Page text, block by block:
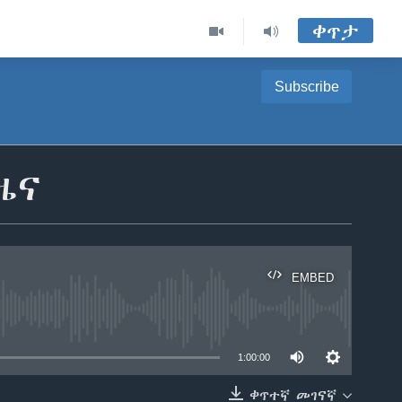
ቀጥታ
Subscribe
EMBED
1:00:00
ቀጥተኛ መገናኛ